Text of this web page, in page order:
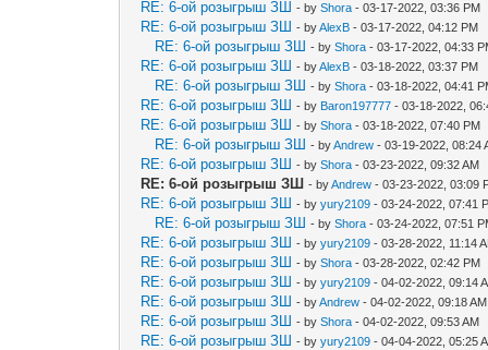
RE: 6-ой розыгрыш ЗШ - byShora - 03-17-2022, 03:36 PM
RE: 6-ой розыгрыш ЗШ - byAlexB - 03-17-2022, 04:12 PM
RE: 6-ой розыгрыш ЗШ - byShora - 03-17-2022, 04:33
RE: 6-ой розыгрыш ЗШ - byAlexB - 03-18-2022, 03:37 PM
RE: 6-ой розыгрыш ЗШ - byShora - 03-18-2022, 04:41
RE: 6-ой розыгрыш ЗШ - by Baron197777 - 03-18-2022,
RE: 6-ой розыгрыш ЗШ - byShora - 03-18-2022, 07:40 PM
RE: 6-ой розыгрыш ЗШ - byAndrew - 03-19-2022, 08:24
RE: 6-ой розыгрыш ЗШ - byShora - 03-23-2022, 09:32 AM
RE: 6-ой розыгрыш ЗШ - byAndrew - 03-23-2022, 03:09
RE: 6-ой розыгрыш ЗШ - byyury2109 - 03-24-2022, 07:41
RE: 6-ой розыгрыш ЗШ - byShora - 03-24-2022, 07:51
RE: 6-ой розыгрыш ЗШ - byyury2109 - 03-28-2022, 11:14
RE: 6-ой розыгрыш ЗШ - byShora - 03-28-2022, 02:42 PM
RE: 6-ой розыгрыш ЗШ - byyury2109 - 04-02-2022, 09:14
RE: 6-ой розыгрыш ЗШ - byAndrew - 04-02-2022, 09:18 AM
RE: 6-ой розыгрыш ЗШ - byShora - 04-02-2022, 09:53 AM
RE: 6-ой розыгрыш ЗШ - byyury2109 - 04-04-2022, 05:25